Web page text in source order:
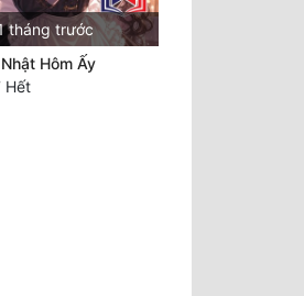
tháng trước
Hôm Ấy
Hết